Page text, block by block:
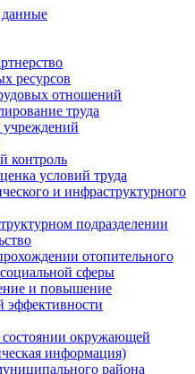
ресурсов
отношений
труда
учреждений
контроль
условий труда
и инфраструктурного
подразделении
отопительного
сферы
и повышение
эффективности
окружающей
информация)
района